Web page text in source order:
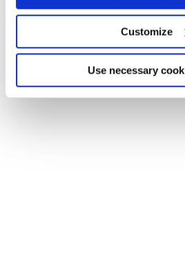
Collect information about
location which can be
Identify your device by
specific characteristics
Find out more about how your
and set your preferences in the
Customize
Use necessary